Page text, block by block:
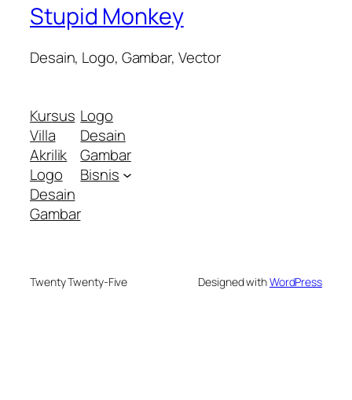
Stupid Monkey
Desain, Logo, Gambar, Vector
Kursus
Villa
Akrilik
Logo
Desain
Gambar
Logo
Desain
Gambar
Bisnis
Twenty Twenty-Five Designed withWordPress